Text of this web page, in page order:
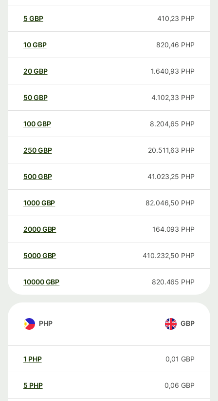
5 GBP 410,23 PHP
10GBP 820,46 PHP
20GBP 1.640,93 PHP
50GBP 4.102,33 PHP
100GBP 8.204,65 PHP
250GBP 20.511,63 PHP
500GBP 41.023,25 PHP
1000GBP 82.046,50 PHP
2000GBP 164.093 PHP
5000GBP 410.232,50 PHP
10000 GBP 820.465 PHP
PHP GBP
1 PHP 0,01 GBP
5 PHP 0,06 GBP